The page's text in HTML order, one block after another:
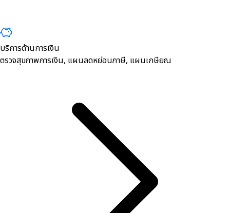
บริการด้านการเงิน
ตรวจสุขภาพการเงิน, ​แผนลดหย่อนภาษี, แผนเกษียณ